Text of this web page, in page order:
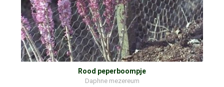
Rood peperboompje
Daphne mezereum